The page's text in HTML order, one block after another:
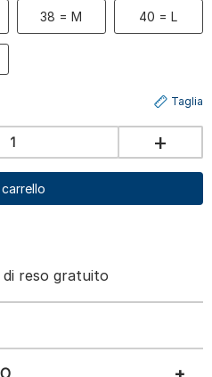
38 = M 40 = L
Taglia
+
di reso gratuito